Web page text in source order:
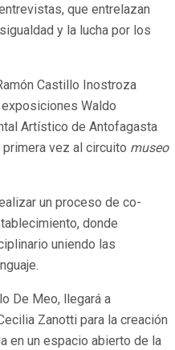
que entrelazan
y la lucha por los
Castillo Inostroza
Waldo
Artístico de Antofagasta
vez al circuito museo
un proceso de co-
donde
uniendo las
De Meo, llegará a
Zanotti para la creación
en un espacio abierto de la